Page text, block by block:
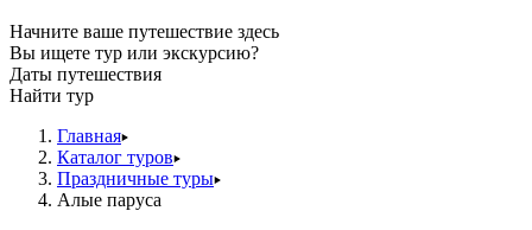
Начните ваше путешествие здесь
Вы ищете тур или экскурсию?
Даты путешествия
Найти тур
Главная
Каталог туров
Праздничные туры
Алые паруса